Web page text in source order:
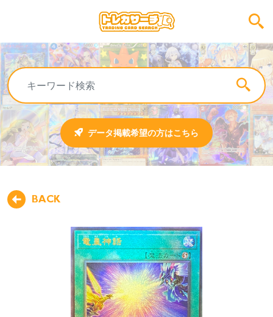
データ掲載希望の方はこちら
BACK